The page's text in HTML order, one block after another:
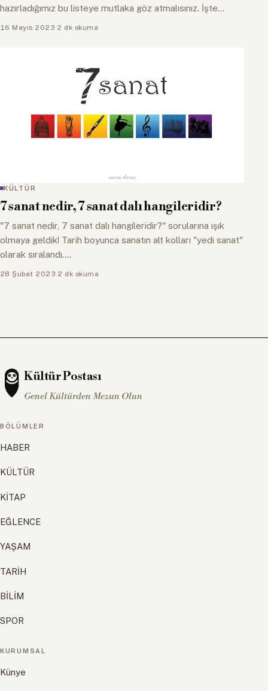
hazırladığımız bu listeye mutlaka göz atmalısınız. İşte
16 Mayıs 2023·2 dk okuma
KÜLTÜR
7 sanat nedir, 7 sanat dalı hangileridir?
"7 sanat nedir, 7 sanat dalı hangileridir?" sorularına ışık
olmaya geldik! Tarih boyunca sanatın alt kolları "yedi sanat"
olarak sıralandı.…
28 Şubat 2023·2 dk okuma
Kültür Postası
Genel Kültürden Mezun Olun
BÖLÜMLER
HABER
KÜLTÜR
KİTAP
EĞLENCE
YAŞAM
TARİH
BİLİM
SPOR
KURUMSAL
Künye